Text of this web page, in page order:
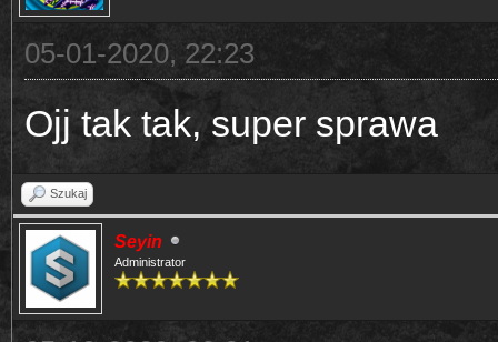
05-01-2020, 22:23
Ojj tak tak, super sprawa
Szukaj
Seyin
Administrator